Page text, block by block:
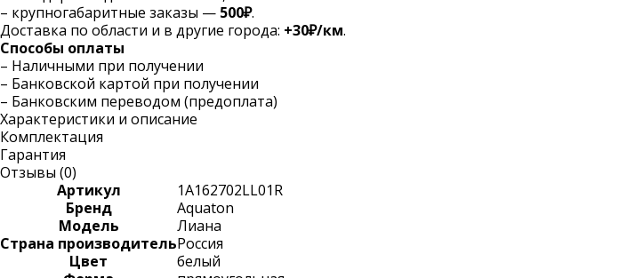
– крупногабаритные заказы — 500₽.
Доставка по области и в другие города: +30₽/км.
Способы оплаты
– Наличными при получении
– Банковской картой при получении
– Банковским переводом (предоплата)
Характеристики и описание
Комплектация
Гарантия
Отзывы (0)
Артикул
1A162702LL01R
Бренд
Aquaton
Модель
Лиана
Страна производительРоссия
Цвет
белый